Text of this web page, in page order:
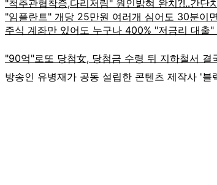
방송인 유병재가 공동 설립한 콘텐츠 제작사 '